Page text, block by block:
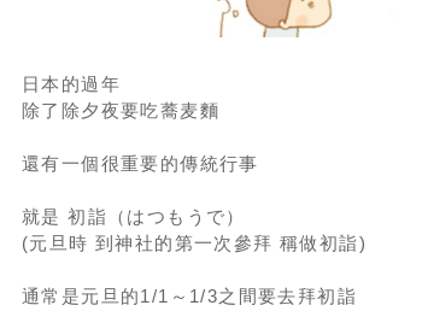
日本的過年
除了除夕夜要吃蕎麦麵
還有一個很重要的傳統行事
就是 初詣（はつもうで）
(元旦時 到神社的第一次參拜 稱做初詣)
通常是元旦的1/1～1/3之間要去拜初詣